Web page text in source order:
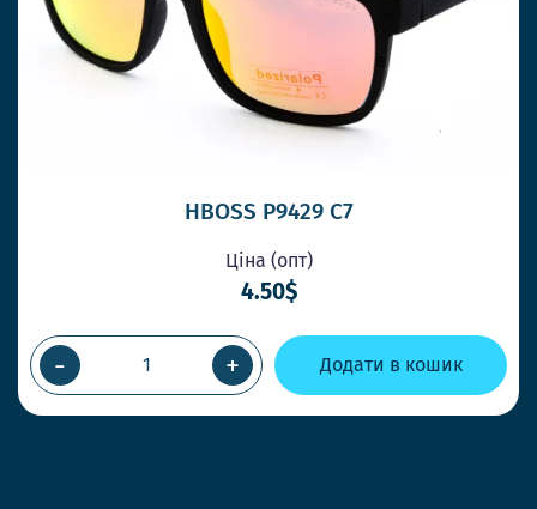
HBOSS P9429 C7
Ціна (опт)
4.50$
- + Додати в кошик